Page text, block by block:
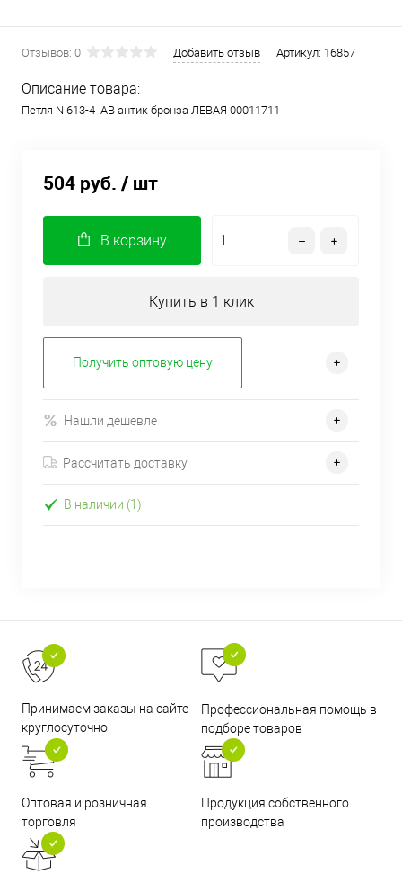
Отзывов: 0 Добавить отзыв Артикул: 16857
Описание товара:
Петля N 613-4 АВ антик бронза ЛЕВАЯ 00011711
504 руб. / шт
В корзину
Купить в 1 клик
Получить оптовую цену
Нашли дешевле
Рассчитать доставку
В наличии (1)
Принимаем заказы на сайте
круглосуточно
Профессиональная помощь в
подборе товаров
Оптовая и розничная
торговля
Продукция собственного
производства